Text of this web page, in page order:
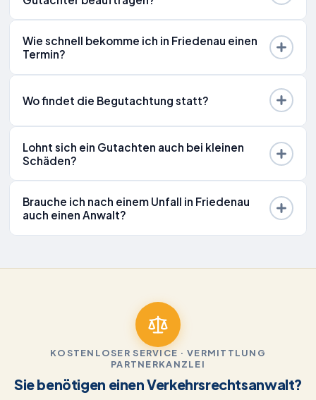
Wie schnell bekomme ich in Friedenau einen
Termin?
Wo findet die Begutachtung statt?
Lohnt sich ein Gutachten auch bei kleinen
Schäden?
Brauche ich nach einem Unfall in Friedenau
auch einen Anwalt?
KOSTENLOSER SERVICE · VERMITTLUNG
PARTNERKANZLEI
Sie benötigen einen Verkehrsrechtsanwalt?